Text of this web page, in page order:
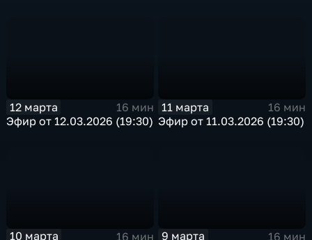
12 марта
16 мин
Эфир от 12.03.2026 (19:30)
11 марта
16 мин
Эфир от 11.03.2026 (19:30)
10 марта
16 мин
9 марта
16 мин